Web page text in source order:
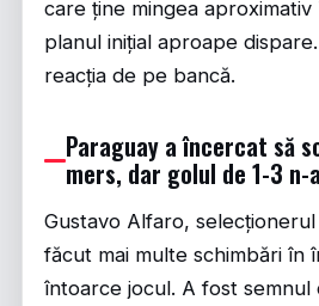
care ține mingea
planul inițial aproape
reacția de pe bancă.
Paraguay a încercat să
mers, dar golul de 1-3 n-
Gustavo Alfaro,
făcut mai multe schimbări în
întoarce jocul. A fost semnul